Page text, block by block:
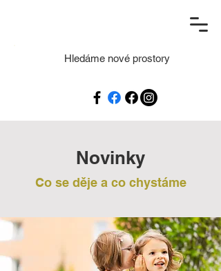
Hledáme nové prostory
Novinky
Co se děje a co chystáme